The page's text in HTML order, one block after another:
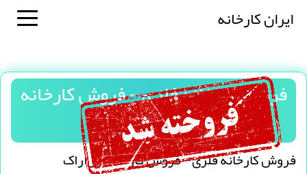
ایران کارخانه
فروش کارخانه فلزی - فروش کارخانه
در اراک
فروش کارخانه فلزی - فروش کارخانه در اراک